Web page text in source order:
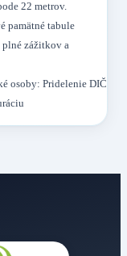
22 metrov.
pamätné tabule
zážitkov a
osoby: Pridelenie DIČ